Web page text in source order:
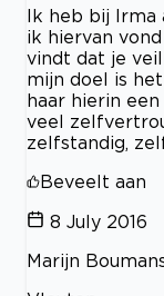
Ik heb bij
ik hiervan
vindt dat je
mijn doel is
haar hierin
veel
zelfstandig,
Beveelt aan
8 July 2016
Marijn